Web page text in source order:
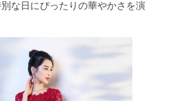
な日にぴったりの華やかさを演